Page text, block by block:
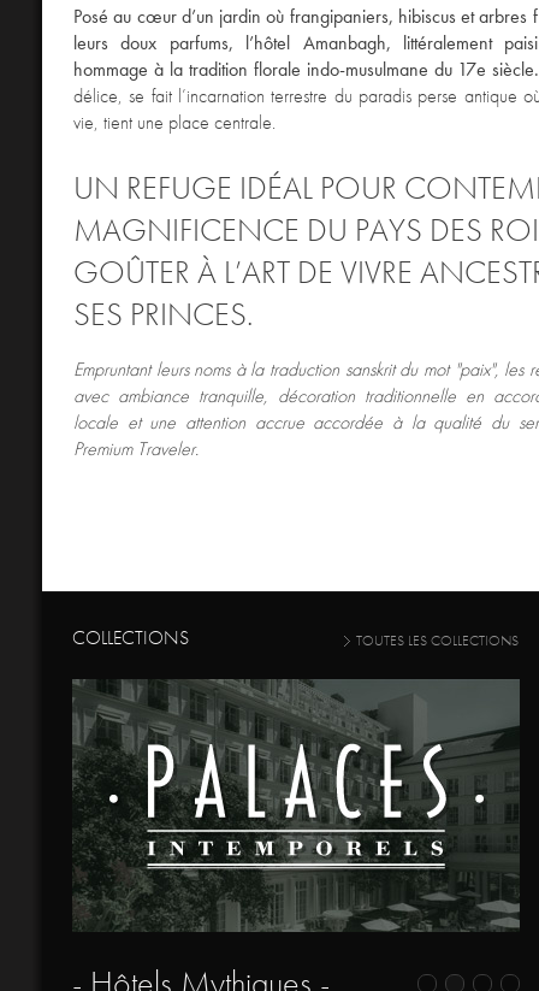
Posé au cœur d’un jardin où frangipaniers, hibiscus et arbres
leurs doux parfums, l’hôtel Amanbagh, littéralement
hommage à la tradition florale indo-musulmane du 17e siècle.
délice, se fait l’incarnation terrestre du paradis perse antique
vie, tient une place centrale.
UN REFUGE IDÉAL POUR
MAGNIFICENCE DU PAYS DES
GOÛTER À L’ART DE VIVRE
SES PRINCES.
Empruntant leurs noms à la traduction sanskrit du mot "paix", les
avec ambiance tranquille, décoration traditionnelle en
locale et une attention accrue accordée à la qualité du
Premium Traveler.
COLLECTIONS TOUTES LES COLLECTIONS